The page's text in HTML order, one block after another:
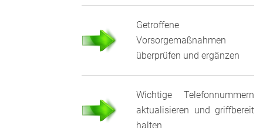
Getroffene
Vorsorgemaßnahmen
überprüfen und ergänzen
Wichtige Telefonnummern
aktualisieren und griffbereit
halten